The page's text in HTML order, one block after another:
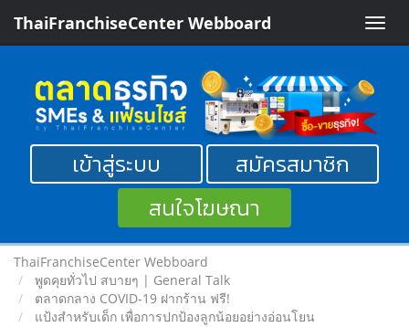
Toggle
ThaiFranchiseCenter Webboard
เข้าสู่ระบบ
สมัครสมาชิก
สนใจโฆษณา
ThaiFranchiseCenter Webboard
พูดคุยทั่วไป สบายๆ | General Talk
ตลาดกลาง COVID-19 ฝากร้าน ฟรี!
แป้งสำหรับเด็ก เพื่อการปกป้องลูกน้อยอย่างอ่อนโยน